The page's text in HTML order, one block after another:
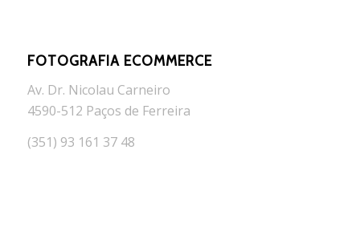
FOTOGRAFIA ECOMMERCE
Av. Dr. Nicolau Carneiro
4590-512 Paços de Ferreira
(351) 93 161 37 48